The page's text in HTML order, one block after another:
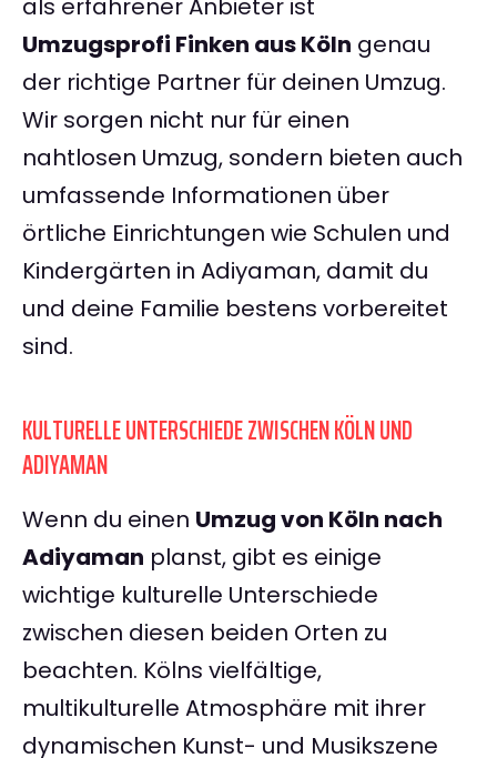
als erfahrener Anbieter ist
Umzugsprofi Finken aus Köln genau
der richtige Partner für deinen Umzug.
Wir sorgen nicht nur für einen
nahtlosen Umzug, sondern bieten auch
umfassende Informationen über
örtliche Einrichtungen wie Schulen und
Kindergärten in Adiyaman, damit du
und deine Familie bestens vorbereitet
sind.
KULTURELLE UNTERSCHIEDE ZWISCHEN KÖLN UND
ADIYAMAN
Wenn du einen Umzug von Köln nach
Adiyaman planst, gibt es einige
wichtige kulturelle Unterschiede
zwischen diesen beiden Orten zu
beachten. Kölns vielfältige,
multikulturelle Atmosphäre mit ihrer
dynamischen Kunst- und Musikszene